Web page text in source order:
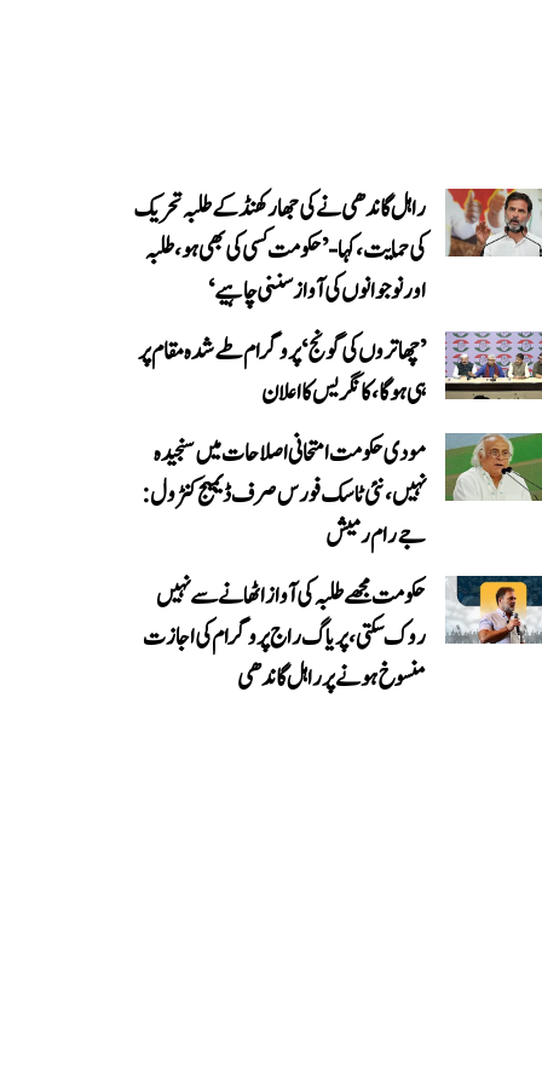
راہل گاندھی نے کی جھارکھنڈ کے طلبہ تحریک
کی حمایت، کہا- ’حکومت کسی کی بھی ہو، طلبہ
اور نوجوانوں کی آواز سننی چاہیے‘
’چھاتروں کی گونج‘ پروگرام طے شدہ مقام پر
ہی ہوگا، کانگریس کا اعلان
مودی حکومت امتحانی اصلاحات میں سنجیدہ
نہیں، نئی ٹاسک فورس صرف ڈیمیج کنٹرول:
جے رام رمیش
حکومت مجھے طلبہ کی آواز اٹھانے سے نہیں
روک سکتی، پریاگ راج پروگرام کی اجازت
منسوخ ہونے پر راہل گاندھی